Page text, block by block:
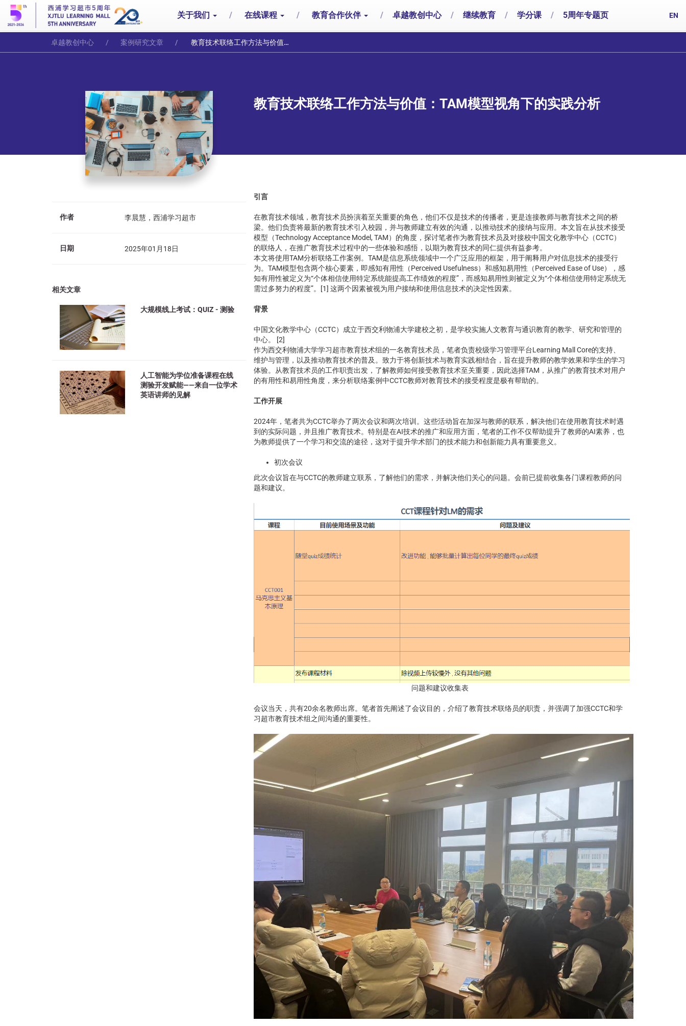
关于我们 / 在线课程 / 教育合作伙伴 / 卓越教创中心 / 继续教育 / 学分课 / 5周年专题页 EN
卓越教创中心 案例研究文章 教育技术联络工作方法与价值：TAM模型视角下的实践分析
教育技术联络工作方法与价值：TAM模型视角下的实践分析
引言
在教育技术领域，教育技术员扮演着至关重要的角色，他们不仅是技术的传播者，更是连接教师与教育技术之间的桥
梁。他们负责将最新的教育技术引入校园，并与教师建立有效的沟通，以推动技术的接纳与应用。本文旨在从技术接受
模型（Technology Acceptance Model, TAM）的角度，探讨笔者作为教育技术员及对接校中国文化教学中心（CCTC）
的联络人，在推广教育技术过程中的一些体验和感悟，以期为教育技术的同仁提供有益参考。
本文将使用TAM分析联络工作案例。TAM是信息系统领域中一个广泛应用的框架，用于阐释用户对信息技术的接受行
为。TAM模型包含两个核心要素，即感知有用性（Perceived Usefulness）和感知易用性（Perceived Ease of Use），感
知有用性被定义为“个体相信使用特定系统能提高工作绩效的程度”，而感知易用性则被定义为“个体相信使用特定系统无
需过多努力的程度”。[1] 这两个因素被视为用户接纳和使用信息技术的决定性因素。
背景
中国文化教学中心（CCTC）成立于西交利物浦大学建校之初，是学校实施人文教育与通识教育的教学、研究和管理的
中心。 [2]
作为西交利物浦大学学习超市教育技术组的一名教育技术员，笔者负责校级学习管理平台Learning Mall Core的支持、
维护与管理，以及推动教育技术的普及。致力于将创新技术与教育实践相结合，旨在提升教师的教学效果和学生的学习
体验。从教育技术员的工作职责出发，了解教师如何接受教育技术至关重要，因此选择TAM，从推广的教育技术对用户
的有用性和易用性角度，来分析联络案例中CCTC教师对教育技术的接受程度是极有帮助的。
工作开展
2024年，笔者共为CCTC举办了两次会议和两次培训。这些活动旨在加深与教师的联系，解决他们在使用教育技术时遇
到的实际问题，并且推广教育技术。特别是在AI技术的推广和应用方面，笔者的工作不仅帮助提升了教师的AI素养，也
为教师提供了一个学习和交流的途径，这对于提升学术部门的技术能力和创新能力具有重要意义。
初次会议
此次会议旨在与CCTC的教师建立联系，了解他们的需求，并解决他们关心的问题。会前已提前收集各门课程教师的问
题和建议。
问题和建议收集表
会议当天，共有20余名教师出席。笔者首先阐述了会议目的，介绍了教育技术联络员的职责，并强调了加强CCTC和学
习超市教育技术组之间沟通的重要性。
作者 李晨慧，西浦学习超市
日期 2025年01月18日
相关文章
大规模线上考试：QUIZ - 测验
人工智能为学位准备课程在线
测验开发赋能——来自一位学术
英语讲师的见解